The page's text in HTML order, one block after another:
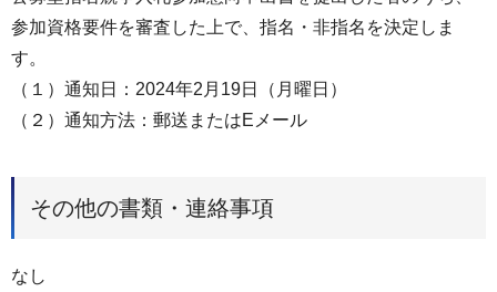
参加資格要件を審査した上で、指名・非指名を決定しま
す。
（１）通知日：2024年2月19日（月曜日）
（２）通知方法：郵送またはEメール
その他の書類・連絡事項
なし